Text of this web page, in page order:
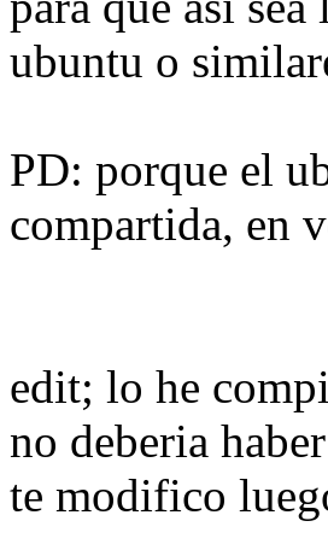
ubuntu o
PD: porque el
compartida, en
edit; lo he
no deberia
te modifico